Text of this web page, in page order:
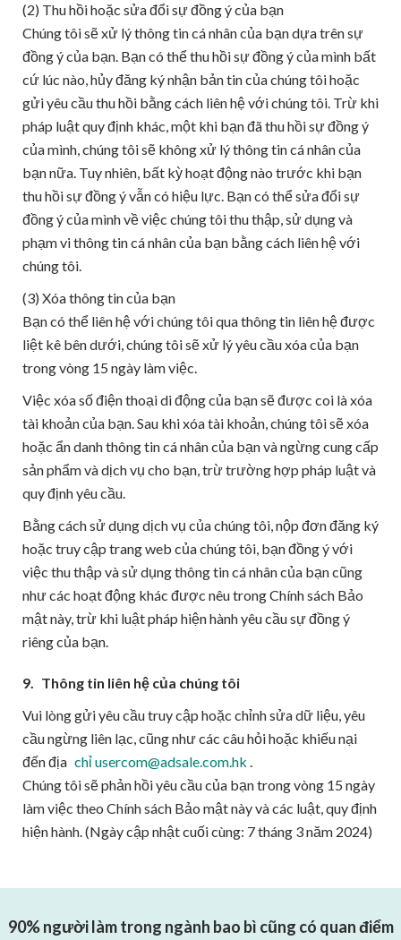
(2) Thu hồi hoặc sửa đổi sự đồng ý của bạn
Chúng tôi sẽ xử lý thông tin cá nhân của bạn dựa trên sự
đồng ý của bạn. Bạn có thể thu hồi sự đồng ý của mình bất
cứ lúc nào, hủy đăng ký nhận bản tin của chúng tôi hoặc
gửi yêu cầu thu hồi bằng cách liên hệ với chúng tôi. Trừ khi
pháp luật quy định khác, một khi bạn đã thu hồi sự đồng ý
của mình, chúng tôi sẽ không xử lý thông tin cá nhân của
bạn nữa. Tuy nhiên, bất kỳ hoạt động nào trước khi bạn
thu hồi sự đồng ý vẫn có hiệu lực. Bạn có thể sửa đổi sự
đồng ý của mình về việc chúng tôi thu thập, sử dụng và
phạm vi thông tin cá nhân của bạn bằng cách liên hệ với
chúng tôi.
(3) Xóa thông tin của bạn
Bạn có thể liên hệ với chúng tôi qua thông tin liên hệ được
liệt kê bên dưới, chúng tôi sẽ xử lý yêu cầu xóa của bạn
trong vòng 15 ngày làm việc.
Việc xóa số điện thoại di động của bạn sẽ được coi là xóa
tài khoản của bạn. Sau khi xóa tài khoản, chúng tôi sẽ xóa
hoặc ẩn danh thông tin cá nhân của bạn và ngừng cung cấp
sản phẩm và dịch vụ cho bạn, trừ trường hợp pháp luật và
quy định yêu cầu.
Bằng cách sử dụng dịch vụ của chúng tôi, nộp đơn đăng ký
hoặc truy cập trang web của chúng tôi, bạn đồng ý với
việc thu thập và sử dụng thông tin cá nhân của bạn cũng
như các hoạt động khác được nêu trong Chính sách Bảo
mật này, trừ khi luật pháp hiện hành yêu cầu sự đồng ý
riêng của bạn.
9. Thông tin liên hệ của chúng tôi
Vui lòng gửi yêu cầu truy cập hoặc chỉnh sửa dữ liệu, yêu
cầu ngừng liên lạc, cũng như các câu hỏi hoặc khiếu nại
đến địa chỉ usercom@adsale.com.hk .
Chúng tôi sẽ phản hồi yêu cầu của bạn trong vòng 15 ngày
làm việc theo Chính sách Bảo mật này và các luật, quy định
hiện hành. (Ngày cập nhật cuối cùng: 7 tháng 3 năm 2024)
90% người làm trong ngành bao bì cũng có quan điểm